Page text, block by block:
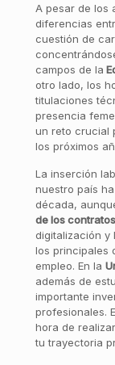
A pesar de los
diferencias
cuestión de
campos de la
otro lado, los
titulaciones
presencia
un reto crucial
los próximos
La inserción
nuestro país
década,
de los contratos
digitalización y
los principales
empleo. En la
además de
importante
profesionales.
hora de
tu trayectoria